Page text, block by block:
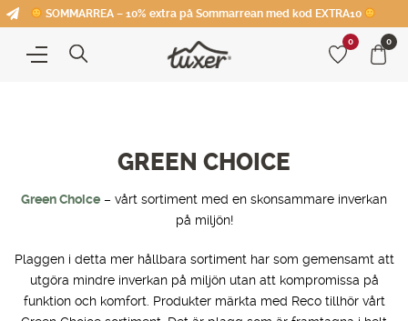
SOMMARREA – 10% extra på Sommarrean med kod EXTRA10
0 0
GREEN CHOICE
Green Choice – vårt sortiment med en skonsammare inverkan
på miljön!
Plaggen i detta mer hållbara sortiment har som gemensamt att
utgöra mindre inverkan på miljön utan att kompromissa på
funktion och komfort. Produkter märkta med Reco tillhör vårt